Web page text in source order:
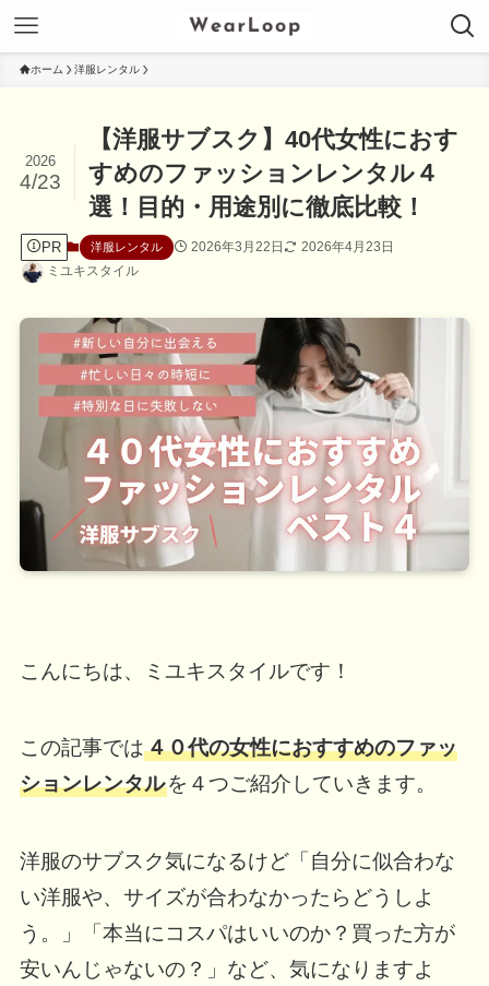
ホーム 洋服レンタル
【洋服サブスク】40代女性におす
すめのファッションレンタル４
選！目的・用途別に徹底比較！
2026
4/23
PR 洋服レンタル 2026年3月22日
2026年4月23日
ミユキスタイル
こんにちは、ミユキスタイルです！
この記事では４０代の女性におすすめのファッ
ションレンタルを４つご紹介していきます。
洋服のサブスク気になるけど「自分に似合わな
い洋服や、サイズが合わなかったらどうしよ
う。」「本当にコスパはいいのか？買った方が
安いんじゃないの？」など、気になりますよ